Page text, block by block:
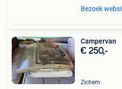
Bezoek
Campervan
€ 250,-
Zichem